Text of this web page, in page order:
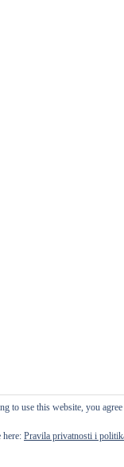
to use this website, you
here: Pravila privatnosti i